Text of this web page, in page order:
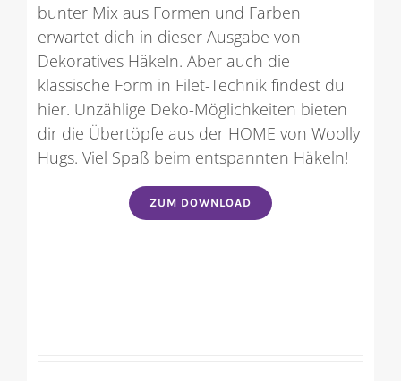
bunter Mix aus Formen und Farben
erwartet dich in dieser Ausgabe von
Dekoratives Häkeln. Aber auch die
klassische Form in Filet-Technik findest du
hier. Unzählige Deko-Möglichkeiten bieten
dir die Übertöpfe aus der HOME von Woolly
Hugs. Viel Spaß beim entspannten Häkeln!
ZUM DOWNLOAD